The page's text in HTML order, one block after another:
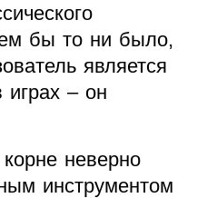
бы то ни было,
является
– он
неверно
инструментом